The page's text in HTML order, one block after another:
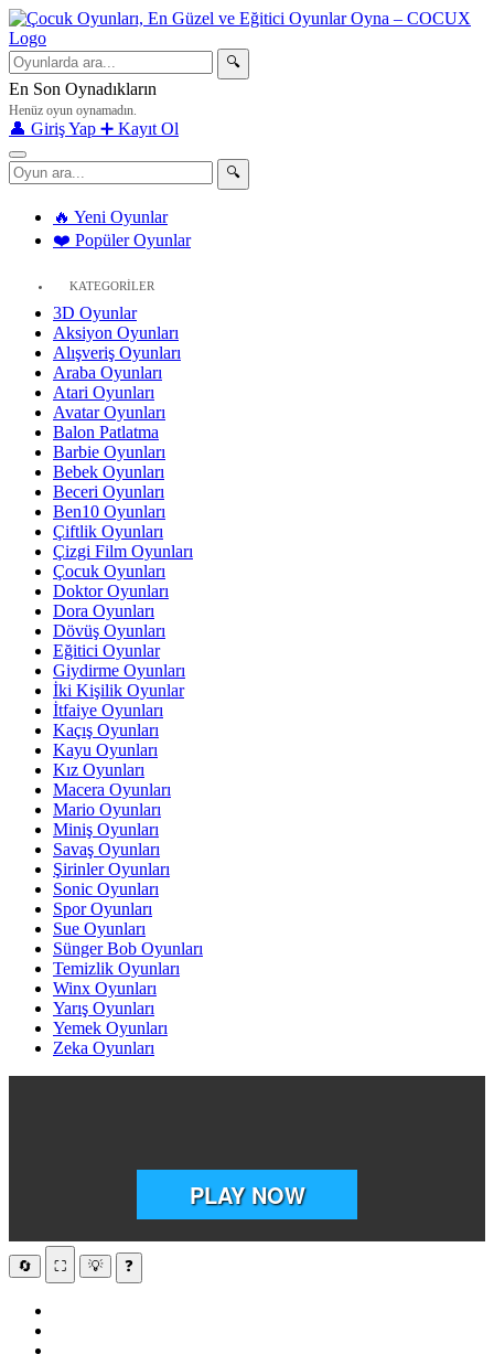
🔍
En Son Oynadıkların
Henüz oyun oynamadın.
👤 Giriş Yap ➕ Kayıt Ol
🔍
🔥 Yeni Oyunlar
❤️ Popüler Oyunlar
KATEGORİLER
3D Oyunlar
Aksiyon Oyunları
Alışveriş Oyunları
Araba Oyunları
Atari Oyunları
Avatar Oyunları
Balon Patlatma
Barbie Oyunları
Bebek Oyunları
Beceri Oyunları
Ben10 Oyunları
Çiftlik Oyunları
Çizgi Film Oyunları
Çocuk Oyunları
Doktor Oyunları
Dora Oyunları
Dövüş Oyunları
Eğitici Oyunlar
Giydirme Oyunları
İki Kişilik Oyunlar
İtfaiye Oyunları
Kaçış Oyunları
Kayu Oyunları
Kız Oyunları
Macera Oyunları
Mario Oyunları
Miniş Oyunları
Savaş Oyunları
Şirinler Oyunları
Sonic Oyunları
Spor Oyunları
Sue Oyunları
Sünger Bob Oyunları
Temizlik Oyunları
Winx Oyunları
Yarış Oyunları
Yemek Oyunları
Zeka Oyunları
🔄 ⛶ 💡 ❓